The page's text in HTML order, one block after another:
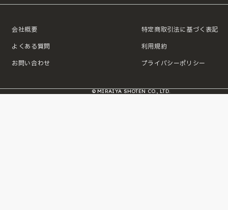
会社概要
よくある質問
お問い合わせ
特定商取引法に基づく表記
利用規約
プライバシーポリシー
© MIRAIYA SHOTEN CO., LTD.